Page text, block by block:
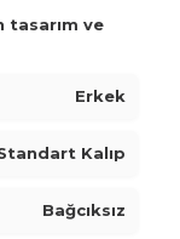
tasarım ve
Erkek
Kalıp
Bağcıksız